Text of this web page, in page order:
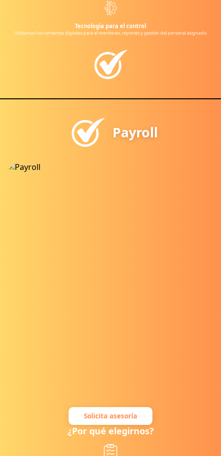
Tecnología para el control
Utilizamos herramientas digitales para el monitoreo, reportes y gestión del personal asignado.
Payroll
Solicita asesoría
¿Por qué elegirnos?